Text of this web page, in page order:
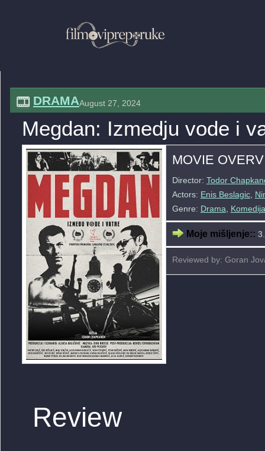
DRAMAAugust 27, 2024
Megdan: Izmedju vode i
MOVIE
Director: Todor
Actors: Enis Beslagic,
Genre: Drama Komedija
Moje mišljenje::
Reviewed by: Goran
Review